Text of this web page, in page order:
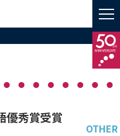
優秀賞受賞
OTHER